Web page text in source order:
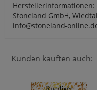
Herstellerinformationen:
Stoneland GmbH,
info@stoneland-
Kunden kauften auch: